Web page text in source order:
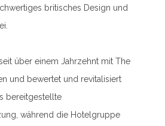
britisches Design und
über einem Jahrzehnt mit The
und bewertet und revitalisiert
bereitgestellte
während die Hotelgruppe